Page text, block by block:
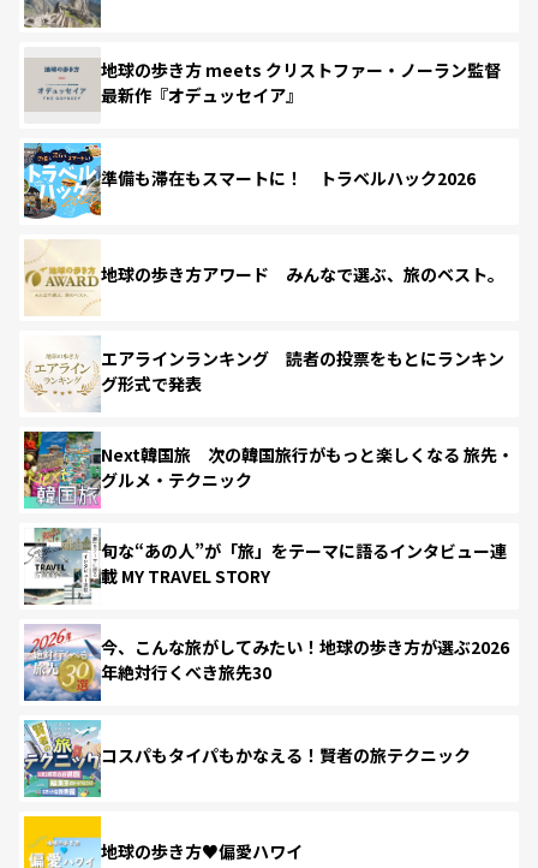
地球の歩き方 meets クリストファー・ノーラン監督
最新作『オデュッセイア』
準備も滞在もスマートに！ トラベルハック2026
地球の歩き方アワード みんなで選ぶ、旅のベスト。
エアラインランキング 読者の投票をもとにランキン
グ形式で発表
Next韓国旅 次の韓国旅行がもっと楽しくなる 旅先・
グルメ・テクニック
旬な“あの人”が「旅」をテーマに語るインタビュー連
載 MY TRAVEL STORY
今、こんな旅がしてみたい！地球の歩き方が選ぶ2026
年絶対行くべき旅先30
コスパもタイパもかなえる！賢者の旅テクニック
地球の歩き方♥偏愛ハワイ